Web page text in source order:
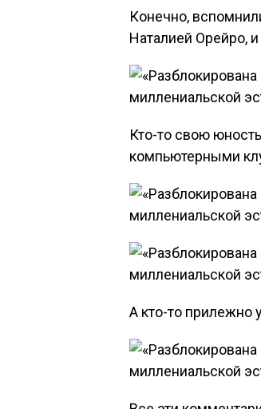
Конечно,
Наталией Орейро,
Кто-то свою
компьютерными
А кто-то прилежно